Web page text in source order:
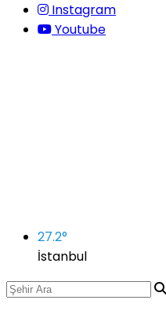
Instagram
Youtube
27.2°
İstanbul